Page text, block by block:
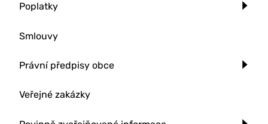
Poplatky
Smlouvy
Právní předpisy obce
Veřejné zakázky